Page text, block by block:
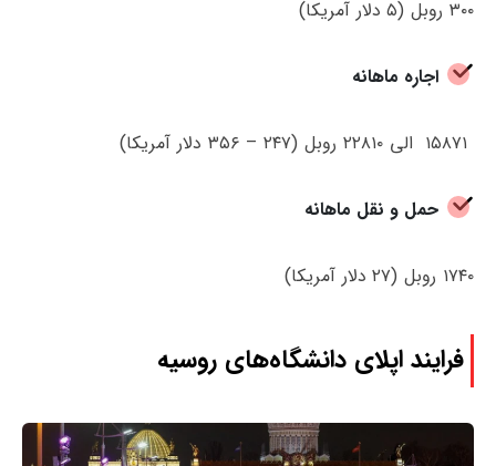
۳۰۰ روبل (۵ دلار آمریکا)
اجاره ماهانه
حمل و نقل ماهانه
۱۷۴۰ روبل (۲۷ دلار آمریکا)
فرایند اپلای دانشگاه‌های روسیه